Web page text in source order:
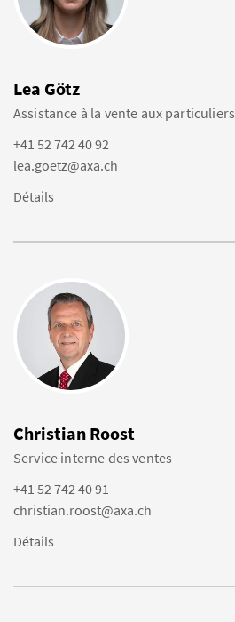
Lea Götz
Assistance à la vente aux particuliers
+41 52 742 40 92
lea.goetz@axa.ch
Détails
Christian Roost
Service interne des ventes
+41 52 742 40 91
christian.roost@axa.ch
Détails